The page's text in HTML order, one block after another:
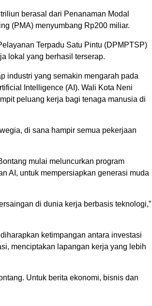
berasal dari Penanaman Modal
(PMA) menyumbang Rp200 miliar.
Terpadu Satu Pintu (DPMPTSP)
lokal yang berhasil terserap.
industri yang semakin mengarah pada
Intelligence (AI). Wali Kota Neni
peluang kerja bagi tenaga manusia di
di sana hampir semua pekerjaan
mulai meluncurkan program
AI, untuk mempersiapkan generasi muda
di dunia kerja berbasis teknologi,”
ketimpangan antara investasi
menciptakan lapangan kerja yang lebih
Untuk berita ekonomi, bisnis dan